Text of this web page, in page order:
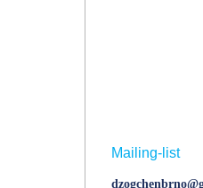
Mailing-list